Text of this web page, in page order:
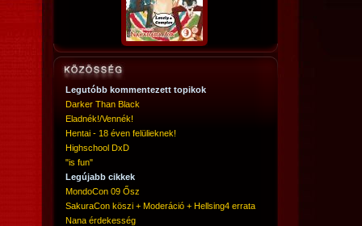
Legutóbb kommentezett topikok
Darker Than Black
Eladnék!/Vennék!
Hentai - 18 éven felülieknek!
Highschool DxD
"is fun"
Legújabb cikkek
MondoCon 09 Ősz
SakuraCon köszi + Moderáció + Hellsing4 errata
Nana érdekesség